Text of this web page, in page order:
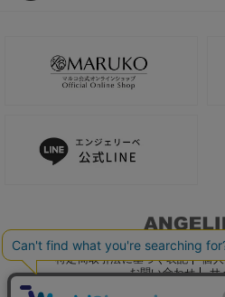
ご利用ガイド 会社概要
特定商取引法に基づく表記
個
お問い合わせ
サ